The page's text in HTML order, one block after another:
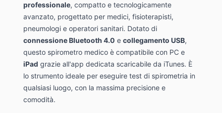
professionale, compatto e tecnologicamente
avanzato, progettato per medici, fisioterapisti,
pneumologi e operatori sanitari. Dotato di
connessione Bluetooth 4.0 e collegamento USB,
questo spirometro medico è compatibile con PC e
iPad grazie all'app dedicata scaricabile da iTunes. È
lo strumento ideale per eseguire test di spirometria in
qualsiasi luogo, con la massima precisione e
comodità.